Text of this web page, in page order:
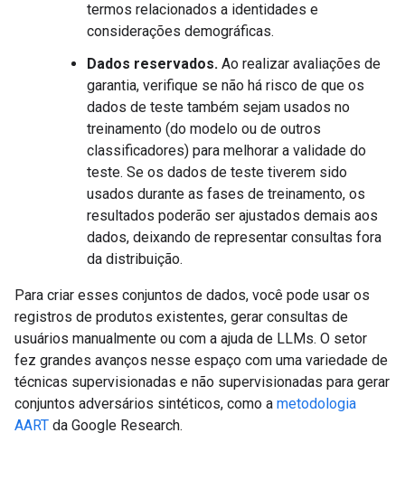
termos relacionados a identidades e
considerações demográficas.
Dados reservados. Ao realizar avaliações de
garantia, verifique se não há risco de que os
dados de teste também sejam usados no
treinamento (do modelo ou de outros
classificadores) para melhorar a validade do
teste. Se os dados de teste tiverem sido
usados durante as fases de treinamento, os
resultados poderão ser ajustados demais aos
dados, deixando de representar consultas fora
da distribuição.
Para criar esses conjuntos de dados, você pode usar os
registros de produtos existentes, gerar consultas de
usuários manualmente ou com a ajuda de LLMs. O setor
fez grandes avanços nesse espaço com uma variedade de
técnicas supervisionadas e não supervisionadas para gerar
conjuntos adversários sintéticos, como a metodologia
AART da Google Research.